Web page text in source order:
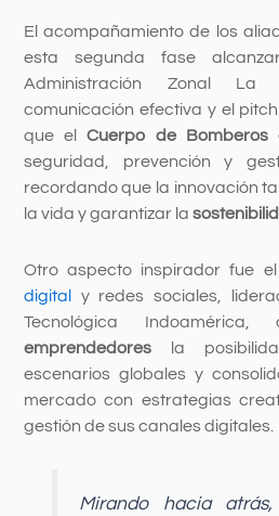
El acompañamiento de los
esta segunda fase
Administración Zonal
comunicación efectiva y el
que elCuerpo de Bomberos
seguridad, prevención y
recordando que la innovación
la vida y garantizar la
Otro aspecto inspirador fue
digital
y redes sociales,
Tecnológica
emprendedoresla
escenarios globales y
mercado con estrategias
gestión de sus canales digitales.
Mirando hacia